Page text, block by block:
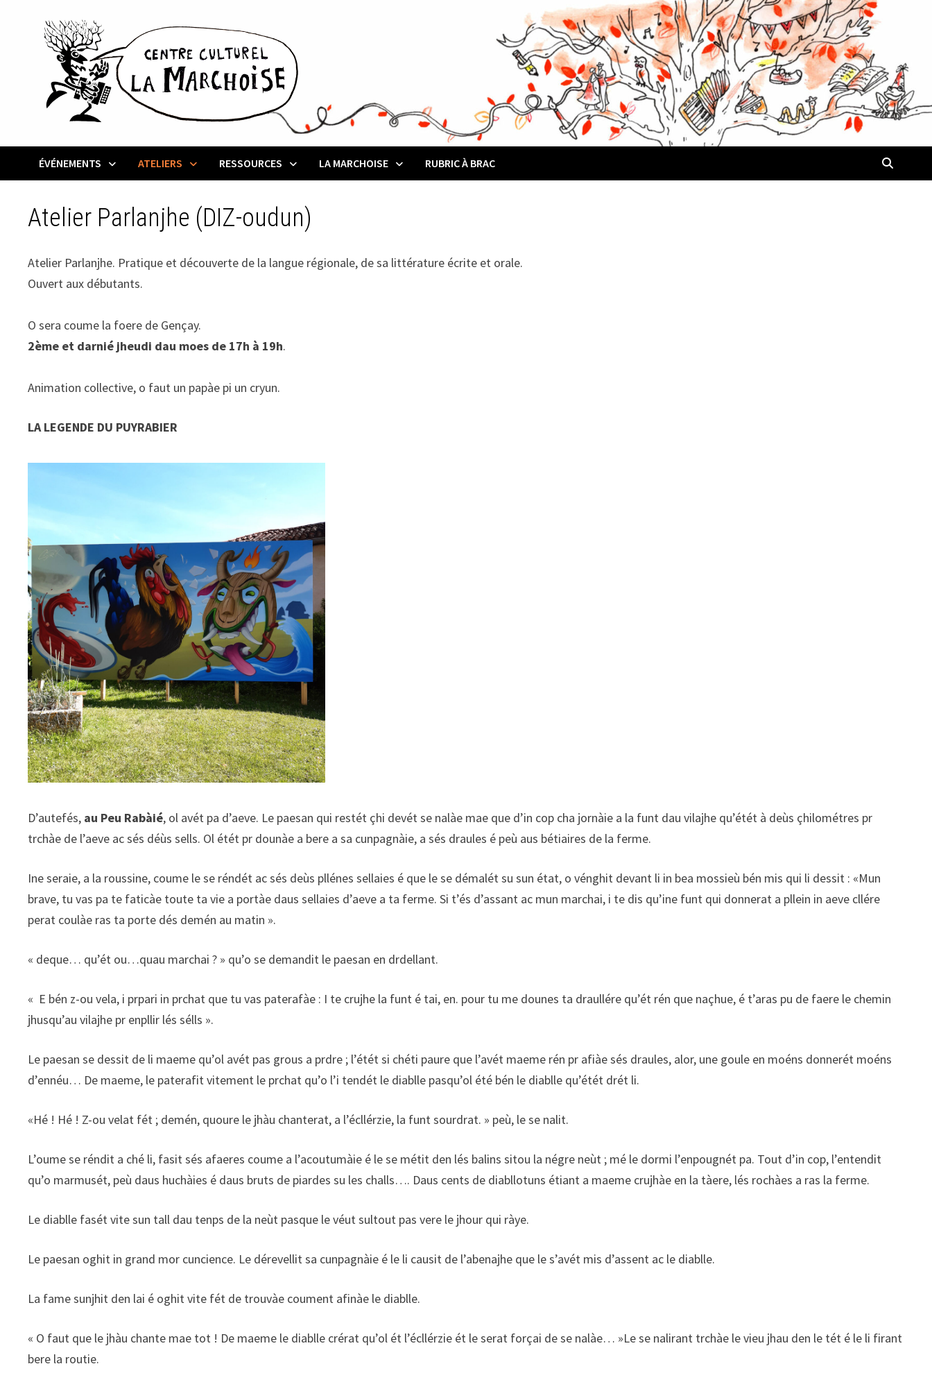
ÉVÉNEMENTS ATELIERS RESSOURCES LA MARCHOISE RUBRIC À BRAC
Atelier Parlanjhe (DIZ-oudun)
Atelier Parlanjhe. Pratique et découverte de la langue régionale, de sa littérature écrite et orale.
Ouvert aux débutants.
O sera coume la foere de Gençay.
2ème et darnié jheudi dau moes de 17h à 19h.
Animation collective, o faut un papàe pi un cryun.
LA LEGENDE DU PUYRABIER
D’autefés, au Peu Rabàié, ol avét pa d’aeve. Le paesan qui restét çhi devét se nalàe mae que d’in cop cha jornàie a la funt dau vilajhe qu’étét à deùs çhilométres pr
trchàe de l’aeve ac sés déùs sells. Ol étét pr dounàe a bere a sa cunpagnàie, a sés draules é peù aus bétiaires de la ferme.
Ine seraie, a la roussine, coume le se réndét ac sés deùs pllénes sellaies é que le se démalét su sun état, o vénghit devant li in bea mossieù bén mis qui li dessit : «Mun
brave, tu vas pa te faticàe toute ta vie a portàe daus sellaies d’aeve a ta ferme. Si t’és d’assant ac mun marchai, i te dis qu’ine funt qui donnerat a pllein in aeve cllére
perat coulàe ras ta porte dés demén au matin ».
« deque… qu’ét ou…quau marchai ? » qu’o se demandit le paesan en drdellant.
« E bén z-ou vela, i prpari in prchat que tu vas paterafàe : I te crujhe la funt é tai, en. pour tu me dounes ta draullére qu’ét rén que naçhue, é t’aras pu de faere le chemin
jhusqu’au vilajhe pr enpllir lés sélls ».
Le paesan se dessit de li maeme qu’ol avét pas grous a prdre ; l’étét si chéti paure que l’avét maeme rén pr afiàe sés draules, alor, une goule en moéns donnerét moéns
d’ennéu… De maeme, le paterafit vitement le prchat qu’o l’i tendét le diablle pasqu’ol été bén le diablle qu’étét drét li.
«Hé ! Hé ! Z-ou velat fét ; demén, quoure le jhàu chanterat, a l’écllérzie, la funt sourdrat. » peù, le se nalit.
L’oume se réndit a ché li, fasit sés afaeres coume a l’acoutumàie é le se métit den lés balins sitou la négre neùt ; mé le dormi l’enpougnét pa. Tout d’in cop, l’entendit
qu’o marmusét, peù daus huchàies é daus bruts de piardes su les challs…. Daus cents de diabllotuns étiant a maeme crujhàe en la tàere, lés rochàes a ras la ferme.
Le diablle fasét vite sun tall dau tenps de la neùt pasque le véut sultout pas vere le jhour qui ràye.
Le paesan oghit in grand mor cuncience. Le dérevellit sa cunpagnàie é le li causit de l’abenajhe que le s’avét mis d’assent ac le diablle.
La fame sunjhit den lai é oghit vite fét de trouvàe coument afinàe le diablle.
« O faut que le jhàu chante mae tot ! De maeme le diablle crérat qu’ol ét l’écllérzie ét le serat forçai de se nalàe… »Le se nalirant trchàe le vieu jhau den le tét é le li firant
bere la routie.